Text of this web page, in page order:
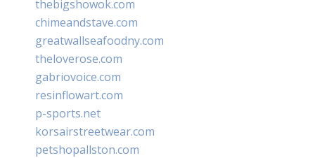
thebigshowok.com
chimeandstave.com
greatwallseafoodny.com
theloverose.com
gabriovoice.com
resinflowart.com
p-sports.net
korsairstreetwear.com
petshopallston.com